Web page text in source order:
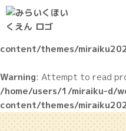
Warning : Undefined array key
content/themes/
Warning: Attempt to read
/home/users/1/miraiku-d/
content/themes/